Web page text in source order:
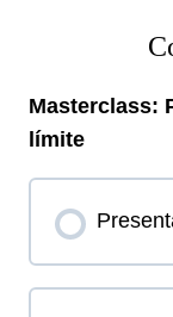
Masterclass:
límite